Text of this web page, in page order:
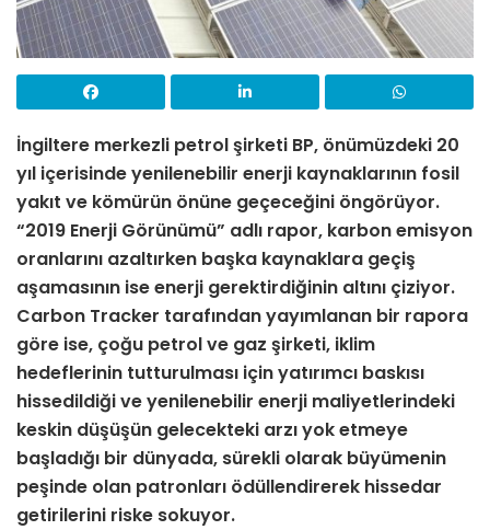
İngiltere merkezli petrol şirketi BP, önümüzdeki 20
yıl içerisinde yenilenebilir enerji kaynaklarının fosil
yakıt ve kömürün önüne geçeceğini öngörüyor.
“2019 Enerji Görünümü” adlı rapor, karbon emisyon
oranlarını azaltırken başka kaynaklara geçiş
aşamasının ise enerji gerektirdiğinin altını çiziyor.
Carbon Tracker tarafından yayımlanan bir rapora
göre ise, çoğu petrol ve gaz şirketi, iklim
hedeflerinin tutturulması için yatırımcı baskısı
hissedildiği ve yenilenebilir enerji maliyetlerindeki
keskin düşüşün gelecekteki arzı yok etmeye
başladığı bir dünyada, sürekli olarak büyümenin
peşinde olan patronları ödüllendirerek hissedar
getirilerini riske sokuyor.